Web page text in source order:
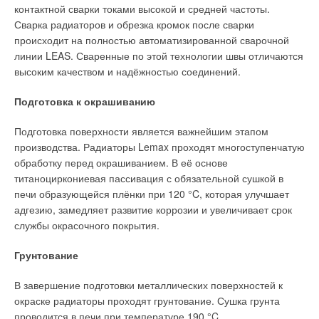
контактной сварки токами высокой и средней частоты.
Сварка радиаторов и обрезка кромок после сварки
происходит на полностью автоматизированной сварочной
линии LEAS. Сваренные по этой технологии швы отличаются
высоким качеством и надёжностью соединений.
Подготовка к окрашиванию
Подготовка поверхности является важнейшим этапом
производства. Радиаторы Lemax проходят многоступенчатую
обработку перед окрашиванием. В её основе
титаноциркониевая пассивация с обязательной сушкой в
печи образующейся плёнки при 120 °C, которая улучшает
адгезию, замедляет развитие коррозии и увеличивает срок
службы окрасочного покрытия.
Грунтование
В завершение подготовки металлических поверхностей к
окраске радиаторы проходят грунтование. Сушка грунта
В качестве источника холода для кондиционирования
— 4 км скважин (40 шт. по 100 м каждая). За отопительный
холода, летом же при помощи только одних циркуляционных
насосов котельной этот холод «перекачивается» обратно в
Численная симуляция производилась в течении семи
«виртуальных» лет, и значения по потреблению
электроэнергии тепловым насосом считались в последний
год. Это необходимо потому, что с течением времени
эффективность системы снижается. Она также зависит от
была проведена серия расчётов с постепенно
метр скважины.
Результаты симуляции представлены в табл. 1 и 2. Из табл. 1,
видно, что суммарные затраты на электроснабжение
уменьшаются, когда в подготовке горячей воды участвует
тепловой насос. В то же время общее количество
выработанной тепловым насосом теплоты увеличивается
как тепловой насос вследствие постоянной частоты привода
спирального компрессора не может выработать столько
теплоты, сколько требуется в данный момент.